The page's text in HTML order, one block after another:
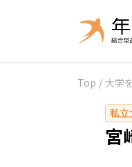
Top / 大学
私立
宮